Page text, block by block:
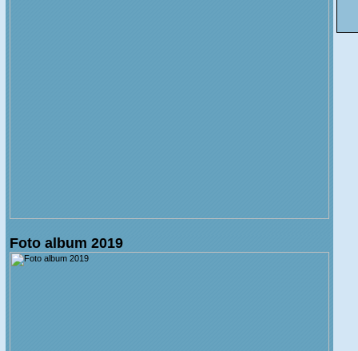
Foto album 2019